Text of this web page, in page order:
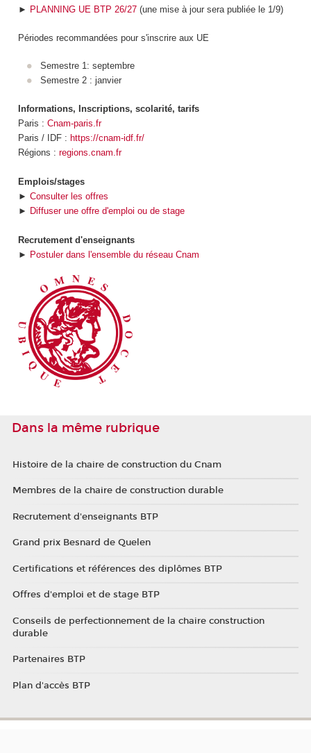
► PLANNING UE BTP 26/27(une mise à jour sera publiée le 1/9)
Périodes recommandées pour s'inscrire aux UE
Semestre 1: septembre
Semestre 2 : janvier
Informations, Inscriptions, scolarité, tarifs
Paris : Cnam-paris.fr
Paris / IDF : https://cnam-idf.fr/
Régions : regions.cnam.fr
Emplois/stages
► Consulter les offres
► Diffuser une offre d'emploi ou de stage
Recrutement d'enseignants
► Postuler dans l'ensemble du réseau Cnam
Dans la même rubrique
Histoire de la chaire de construction du Cnam
Membres de la chaire de construction durable
Recrutement d'enseignants BTP
Grand prix Besnard de Quelen
Certifications et références des diplômes BTP
Offres d'emploi et de stage BTP
Conseils de perfectionnement de la chaire construction
durable
Partenaires BTP
Plan d'accès BTP